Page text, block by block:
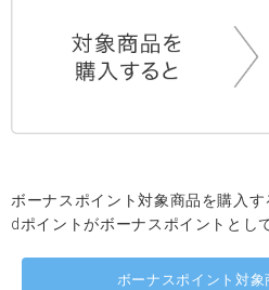
ボーナスポイント対象商品を購入
dポイントがボーナスポイントとし
ボーナスポイント対象